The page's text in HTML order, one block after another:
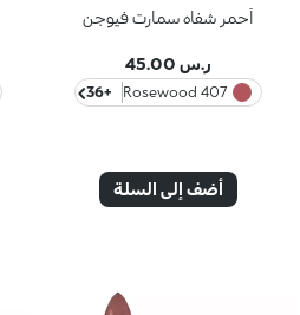
أحمر شفاه سمارت فيوجن
ر.س 45.00
407 Rosewood
+36
أضف إلى السلة